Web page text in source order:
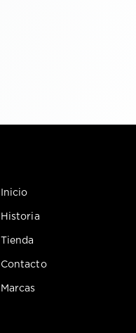
Inicio
Historia
Tienda
Contacto
Marcas